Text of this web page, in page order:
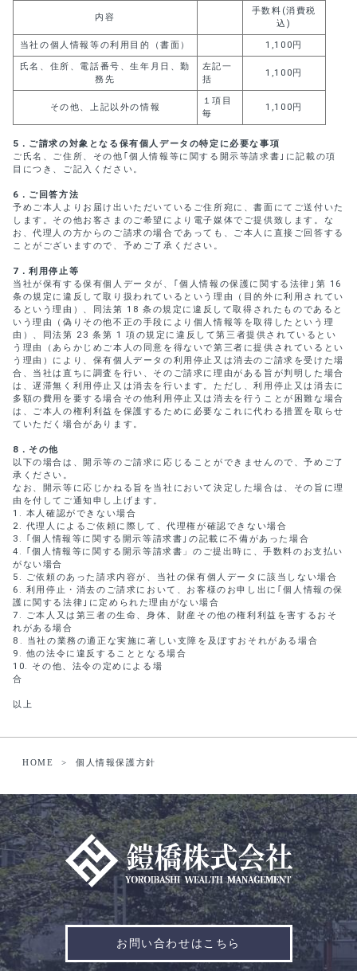
内容
手数料(消費税
込)
当社の個人情報等の利用目的（書面） 1,100円
氏名、住所、電話番号、生年月日、勤
務先
左記一
括
1,100円
その他、上記以外の情報
１項目
毎
1,100円
5 ．ご請求の対象となる保有個人データの特定に必要な事項
ご氏名、ご住所、その他｢個人情報等に関する開示等請求書｣に記載の項
目につき、ご記入ください。
6 ．ご回答方法
予めご本人よりお届け出いただいているご住所宛に、書面にてご送付いた
します。その他お客さまのご希望により電子媒体でご提供致します。な
お、代理人の方からのご請求の場合であっても、ご本人に直接ご回答する
ことがございますので、予めご了承ください。
7 ．利用停止等
当社が保有する保有個人データが、｢個人情報の保護に関する法律｣第 16
条の規定に違反して取り扱われているという理由（目的外に利用されてい
るという理由）、同法第 18 条の規定に違反して取得されたものであると
いう理由（偽りその他不正の手段により個人情報等を取得したという理
由）、同法第 23 条第 1 項の規定に違反して第三者提供されているとい
う理由（あらかじめご本人の同意を得ないで第三者に提供されているとい
う理由）により、保有個人データの利用停止又は消去のご請求を受けた場
合、当社は直ちに調査を行い、そのご請求に理由がある旨が判明した場合
は、遅滞無く利用停止又は消去を行います。ただし、利用停止又は消去に
多額の費用を要する場合その他利用停止又は消去を行うことが困難な場合
は、ご本人の権利利益を保護するために必要なこれに代わる措置を取らせ
ていただく場合があります。
8 ．その他
以下の場合は、開示等のご請求に応じることができませんので、予めご了
承ください。
なお、開示等に応じかねる旨を当社において決定した場合は、その旨に理
由を付してご通知申し上げます。
本人確認ができない場合
代理人によるご依頼に際して、代理権が確認できない場合
｢個人情報等に関する開示等請求書｣の記載に不備があった場合
｢個人情報等に関する開示等請求書」のご提出時に、手数料のお支払い
がない場合
ご依頼のあった請求内容が、当社の保有個人データに該当しない場合
利用停止・消去のご請求において、お客様のお申し出に｢個人情報の保
護に関する法律｣に定められた理由がない場合
ご本人又は第三者の生命、身体、財産その他の権利利益を害するおそ
れがある場合
当社の業務の適正な実施に著しい支障を及ぼすおそれがある場合
他の法令に違反することとなる場合
その他、法令の定めによる場
以上
HOME 個人情報保護方針
お問い合わせはこちら